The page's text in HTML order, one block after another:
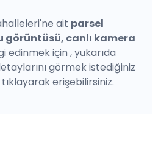
ait parsel
görüntüsü, canlı kamera
edinmek için , yukarıda
görmek istediğiniz
erişebilirsiniz.